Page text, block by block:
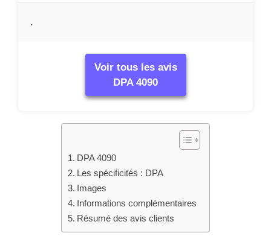
.
Voir tous les avis
DPA 4090
DPA 4090
Les spécificités : DPA
Images
Informations complémentaires
Résumé des avis clients